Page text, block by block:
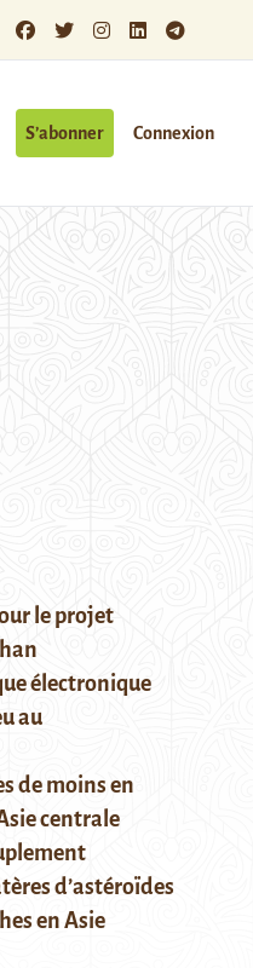
S’abonner Connexion
le projet
électronique
au
de moins en
centrale
d’astéroïdes
en Asie